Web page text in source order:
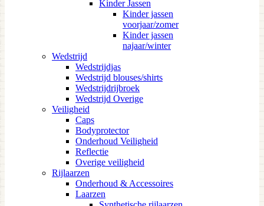
Kinder Jassen
Kinder jassen
voorjaar/zomer
Kinder jassen
najaar/winter
Wedstrijd
Wedstrijdjas
Wedstrijd blouses/shirts
Wedstrijdrijbroek
Wedstrijd Overige
Veiligheid
Caps
Bodyprotector
Onderhoud Veiligheid
Reflectie
Overige veiligheid
Rijlaarzen
Onderhoud & Accessoires
Laarzen